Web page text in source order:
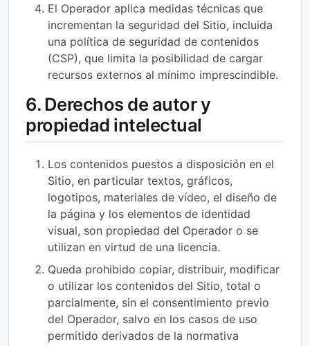
El Operador aplica medidas técnicas que
incrementan la seguridad del Sitio, incluida
una política de seguridad de contenidos
(CSP), que limita la posibilidad de cargar
recursos externos al mínimo imprescindible.
6. Derechos de autor y
propiedad intelectual
Los contenidos puestos a disposición en el
Sitio, en particular textos, gráficos,
logotipos, materiales de vídeo, el diseño de
la página y los elementos de identidad
visual, son propiedad del Operador o se
utilizan en virtud de una licencia.
Queda prohibido copiar, distribuir, modificar
o utilizar los contenidos del Sitio, total o
parcialmente, sin el consentimiento previo
del Operador, salvo en los casos de uso
permitido derivados de la normativa